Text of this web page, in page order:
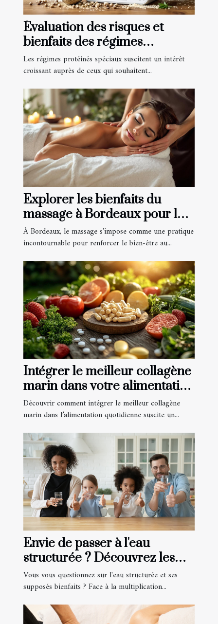
Évaluation des risques et
bienfaits des régimes
protéinés spéciaux
Les régimes protéinés spéciaux suscitent un intérêt
croissant auprès de ceux qui souhaitent...
Explorer les bienfaits du
massage à Bordeaux pour le
bien-être quotidien
À Bordeaux, le massage s’impose comme une pratique
incontournable pour renforcer le bien-être au...
Intégrer le meilleur collagène
marin dans votre alimentation
quotidienne
Découvrir comment intégrer le meilleur collagène
marin dans l’alimentation quotidienne suscite un...
Envie de passer à l'eau
structurée ? Découvrez les
avis clients !
Vous vous questionnez sur l'eau structurée et ses
supposés bienfaits ? Face à la multiplication...